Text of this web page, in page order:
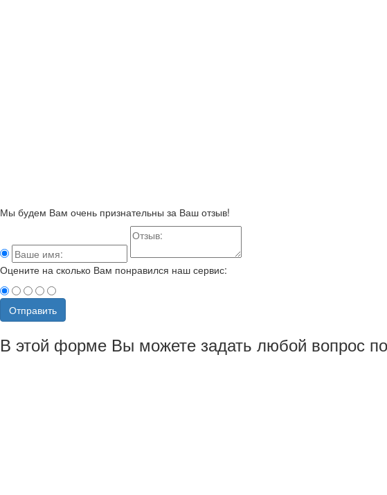
Мы будем Вам очень признательны за Ваш отзыв!
Оцените на сколько Вам понравился наш сервис:
Отправить
В этой форме Вы можете задать любой вопрос